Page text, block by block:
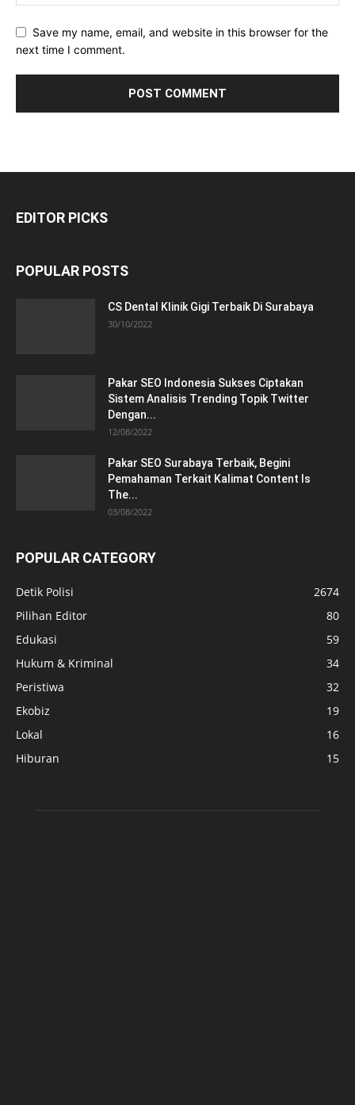
Save my name, email, and website in this browser for the
next time I comment.
EDITOR PICKS
POPULAR POSTS
CS Dental Klinik Gigi Terbaik Di Surabaya
30/10/2022
Pakar SEO Indonesia Sukses Ciptakan
Sistem Analisis Trending Topik Twitter
Dengan...
12/08/2022
Pakar SEO Surabaya Terbaik, Begini
Pemahaman Terkait Kalimat Content Is
The...
03/08/2022
POPULAR CATEGORY
Detik Polisi
2674
Pilihan Editor
80
Edukasi
59
Hukum & Kriminal
34
Peristiwa
32
Ekobiz
19
Lokal
16
Hiburan
15